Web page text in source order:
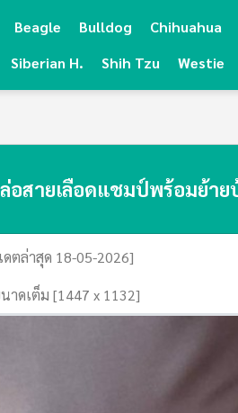
Beagle Bulldog Chihuahua
Siberian H. Shih Tzu Westie
สายเลือดแชมป์พร้อมย้าย
ตล่าสุด 18-05-2026]
าดเต็ม [1447 x 1132]